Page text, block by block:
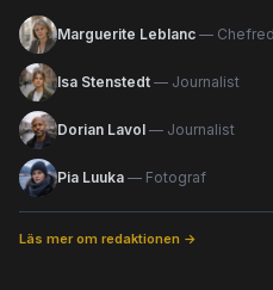
Marguerite Leblanc —
Isa Stenstedt — Journalist
Dorian Lavol — Journalist
Pia Luuka — Fotograf
Läs mer om redaktionen →